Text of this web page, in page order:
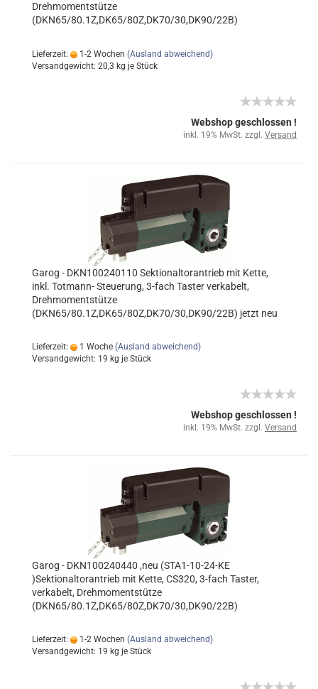
Drehmomentstütze
(DKN65/80.1Z,DK65/80Z,DK70/30,DK90/22B)
Lieferzeit: 1-2 Wochen (Ausland abweichend)
Versandgewicht: 20,3 kg je Stück
Webshop geschlossen !
inkl. 19% MwSt. zzgl. Versand
Garog - DKN100240110 Sektionaltorantrieb mit Kette,
inkl. Totmann- Steuerung, 3-fach Taster verkabelt,
Drehmomentstütze
(DKN65/80.1Z,DK65/80Z,DK70/30,DK90/22B) jetzt neu
Lieferzeit: 1 Woche (Ausland abweichend)
Versandgewicht: 19 kg je Stück
Webshop geschlossen !
inkl. 19% MwSt. zzgl. Versand
Garog - DKN100240440 ,neu (STA1-10-24-KE
)Sektionaltorantrieb mit Kette, CS320, 3-fach Taster,
verkabelt, Drehmomentstütze
(DKN65/80.1Z,DK65/80Z,DK70/30,DK90/22B)
Lieferzeit: 1-2 Wochen (Ausland abweichend)
Versandgewicht: 19 kg je Stück